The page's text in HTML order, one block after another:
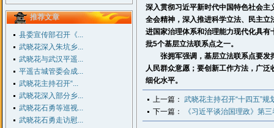
推荐文章
县委宣传部召开《...
武晓花深入朱坑乡...
武晓花与武汉平遥...
平遥古城管委会成...
武晓花主持召开“...
武晓花深入部分乡...
武晓花石勇等巡视...
武晓花石勇走访慰...
深入贯彻习近平新时代中国特色社会
全会精神，深入推进科学立法、民主
进国家治理体系和治理能力现代化具
批5个基层立法联系点之一。
张拥军强调，基层立法联系点要发
人民群众意愿；要创新工作方法，广
细化水平。
上一篇： 武晓花主持召开“十四五”规
下一篇：
《习近平谈治国理政》第